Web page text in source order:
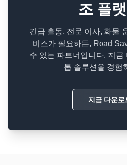
조 플
긴급 출동, 전문 이사, 화물
비스가 필요하든, Road
수 있는 파트너입니다. 지금
톱 솔루션을 경험
지금 다운로